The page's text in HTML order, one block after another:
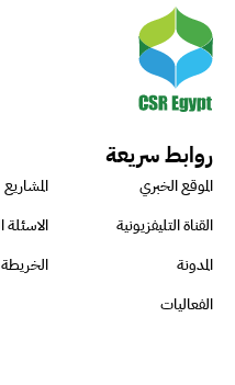
روابط سريعة
الموقع الخبري
المشاريع
القناة التليفزيونية
الاسئلة
المدونة
الخريطة
الفعاليات